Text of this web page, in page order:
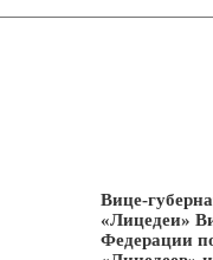
Вице-
«Лицедеи»
Федерации